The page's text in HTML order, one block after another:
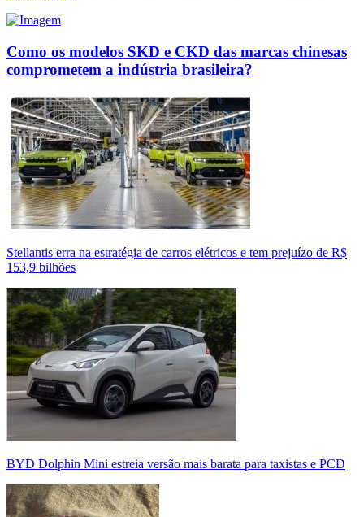
Como os modelos SKD e CKD das marcas chinesas
comprometem a indústria brasileira?
Stellantis erra na estratégia de carros elétricos e tem prejuízo de R$
153,9 bilhões
BYD Dolphin Mini estreia versão mais barata para taxistas e PCD